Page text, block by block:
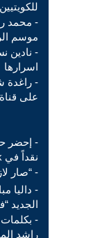
- محمد
موسم
- نادين
اسرارها
- راغدة
على قناة
- إحضر
نقداً في Royal Merit Park !
- “صار
- داليا
الجديد
-
راشد